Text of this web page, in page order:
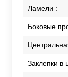
Ламели :
Боковые
Заклепки в